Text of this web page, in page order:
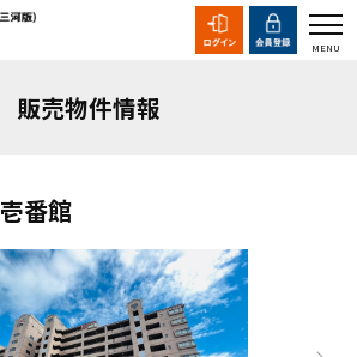
販売物件情報
番館